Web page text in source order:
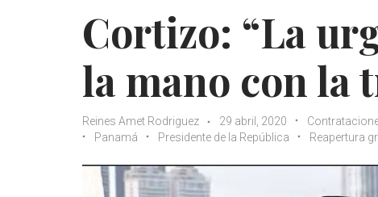
Cortizo: “La
la mano con la
Reines Amet Rodriguez 29 abril, 2020
Panamá
Presidente de la República Reapertura